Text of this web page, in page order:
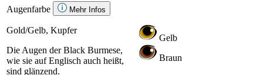
Augenfarbe Mehr Infos
Gold/Gelb, Kupfer
Die Augen der Black Burmese,
wie sie auf Englisch auch heißt,
sind glänzend.
Gelb
Braun